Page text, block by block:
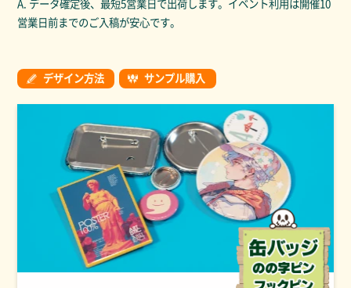
営業日前までのご入稿が安心です。
デザイン方法 サンプル購入